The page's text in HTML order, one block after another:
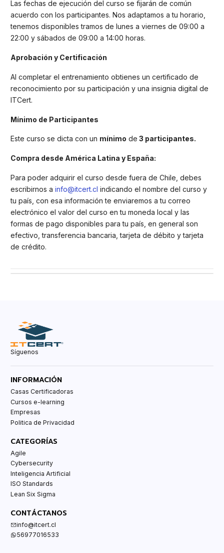
Las fechas de ejecución del curso se fijarán de común
acuerdo con los participantes. Nos adaptamos a tu horario,
tenemos disponibles tramos de lunes a viernes de 09:00 a
22:00 y sábados de 09:00 a 14:00 horas.
Aprobación y Certificación
Al completar el entrenamiento obtienes un certificado de
reconocimiento por su participación y una insignia digital de
ITCert.
Mínimo de Participantes
Este curso se dicta con un mínimo de 3 participantes.
Compra desde América Latina y España:
Para poder adquirir el curso desde fuera de Chile, debes
escribirnos a info@itcert.cl indicando el nombre del curso y
tu país, con esa información te enviaremos a tu correo
electrónico el valor del curso en tu moneda local y las
formas de pago disponibles para tu país, en general son
efectivo, transferencia bancaria, tarjeta de débito y tarjeta
de crédito.
Síguenos
INFORMACIÓN
Casas Certificadoras
Cursos e-learning
Empresas
Politica de Privacidad
CATEGORÍAS
Agile
Cybersecurity
Inteligencia Artificial
ISO Standards
Lean Six Sigma
CONTÁCTANOS
info@itcert.cl
56977016533